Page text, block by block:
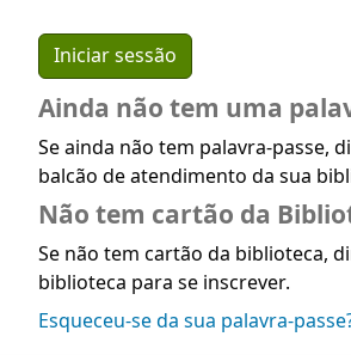
Ainda não tem uma
Se ainda não tem palavra-passe,
balcão de atendimento da sua
Não tem cartão da
Se não tem cartão da biblioteca,
biblioteca para se inscrever.
Esqueceu-se da sua palavra-